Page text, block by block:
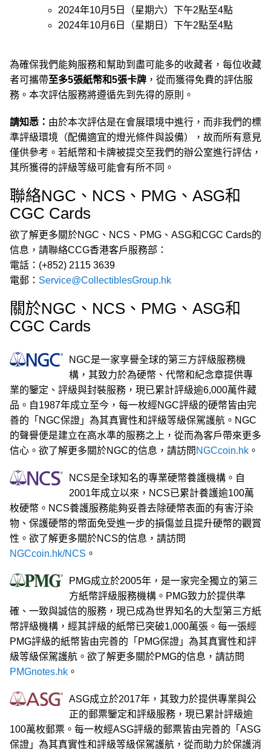
2024年10月5日（星期六）下午2點至4點
2024年10月6日（星期日）下午2點至4點
為確保我們能夠服務和幫助到盡可能多的收藏者，每位收藏
者可攜帶至多5張紙幣和5張卡牌 ，從而獲得免費的評估服
務。本次評估服務將遵循先到先得的原則。
請知悉： 由於本次評估是在會展環境中進行，而非我們的標
準評級環境（配備適宜的燈光條件與設備），故而所有意見
僅供參考。若紙幣和卡牌被提交至我們的辦公室進行評估，
其所獲得的評級等級可能會有所不同。
聯絡NGC、NCS、PMG、ASG和
CGC Cards
欲了解更多關於NGC、NCS、PMG、ASG和CGC Cards的
信息，請聯絡CCG香港客戶服務部：
電話：(+852) 2115 3639
電郵： Service@CollectiblesGroup.hk
關於NGC、NCS、PMG、ASG和
CGC Cards
NGC是一家享譽全球的第三方評級服務機
構，其致力於為硬幣、代幣和紀念章提供專
業的鑒定、評級與封裝服務，現已累計評級逾6,000萬件藏
品。自1987年成立至今，每一枚經NGC評級的硬幣皆由完
善的「NGC保證」為其真實性和評級等級保駕護航。NGC
的聲譽便是建立在高水準的服務之上，從而為客戶帶來更多
信心。欲了解更多關於NGC的信息，請訪問 NGCcoin.hk 。
NCS是全球知名的專業硬幣養護機構。自
2001年成立以來，NCS已累計養護逾100萬
枚硬幣。NCS養護服務能夠妥善去除硬幣表面的有害汙染
物、保護硬幣的幣面免受進一步的損傷並且提升硬幣的觀賞
性。欲了解更多關於NCS的信息，請訪問
NGCcoin.hk/NCS 。
PMG成立於2005年，是一家完全獨立的第三
方紙幣評級服務機構。PMG致力於提供準
確、一致與誠信的服務，現已成為世界知名的大型第三方紙
幣評級機構，經其評級的紙幣已突破1,000萬張。每一張經
PMG評級的紙幣皆由完善的「PMG保證」為其真實性和評
級等級保駕護航。欲了解更多關於PMG的信息，請訪問
PMGnotes.hk 。
ASG成立於2017年，其致力於提供專業與公
正的郵票鑒定和評級服務，現已累計評級逾
100萬枚郵票。每一枚經ASG評級的郵票皆由完善的「ASG
保證」為其真實性和評級等級保駕護航，從而助力於保護消